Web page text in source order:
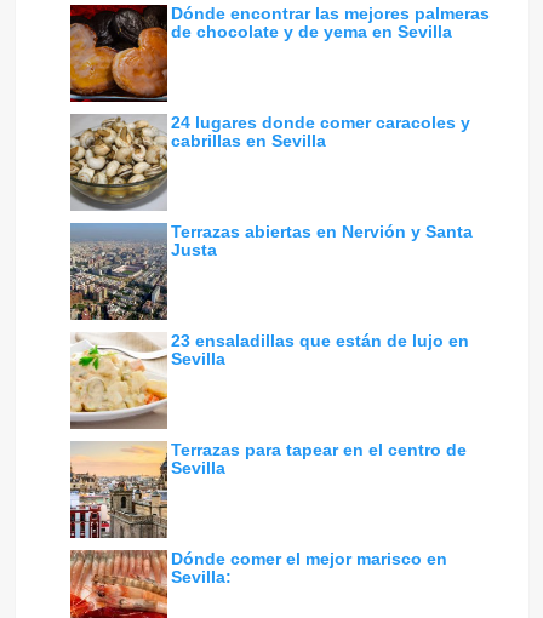
Dónde encontrar las mejores palmeras
de chocolate y de yema en Sevilla
24 lugares donde comer caracoles y
cabrillas en Sevilla
Terrazas abiertas en Nervión y Santa
Justa
23 ensaladillas que están de lujo en
Sevilla
Terrazas para tapear en el centro de
Sevilla
Dónde comer el mejor marisco en
Sevilla: